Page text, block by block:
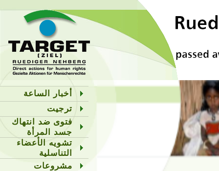
أخبار الساعة
ترجيت
فتوى ضد انتهاك
جسد المرأة
تشويه الأعضاء
التناسلية
مشروعات